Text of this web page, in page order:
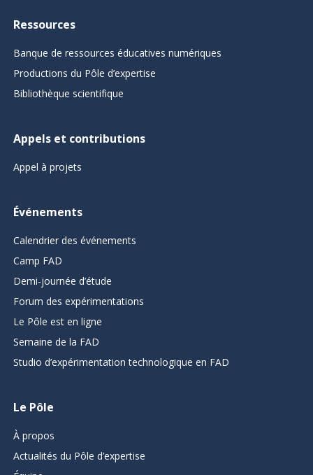
Ressources
Banque de ressources éducatives numériques
Productions du Pôle d’expertise
Bibliothèque scientifique
Appels et contributions
Appel à projets
Événements
Calendrier des événements
Camp FAD
Demi-journée d’étude
Forum des expérimentations
Le Pôle est en ligne
Semaine de la FAD
Studio d’expérimentation technologique en FAD
Le Pôle
À propos
Actualités du Pôle d’expertise